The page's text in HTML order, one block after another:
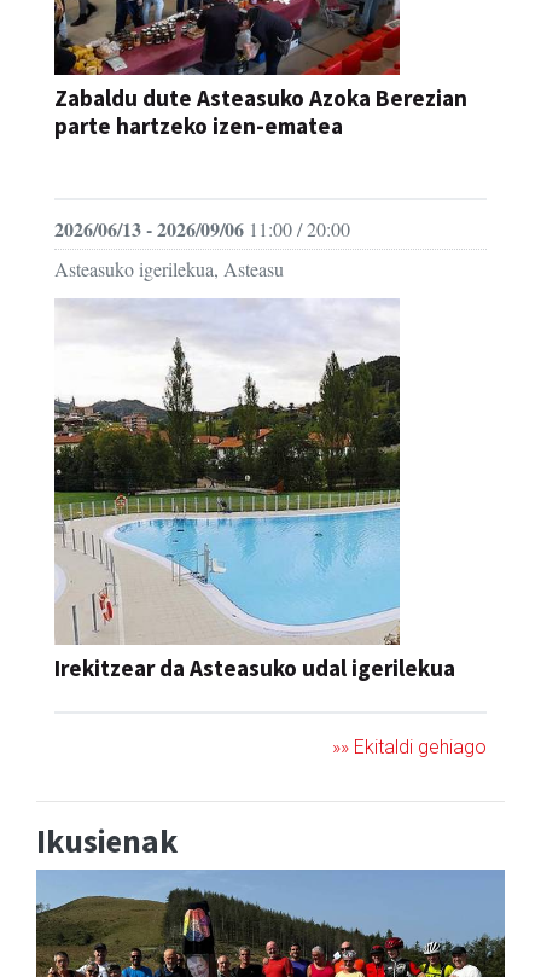
Zabaldu dute Asteasuko Azoka Berezian
parte hartzeko izen-ematea
AZOKA
Irekitzear da Asteasuko udal igerilekua